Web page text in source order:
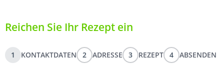
Reichen Sie Ihr Rezept ein
1 KONTAKTDATEN 2 ADRESSE 3 REZEPT 4 ABSENDEN